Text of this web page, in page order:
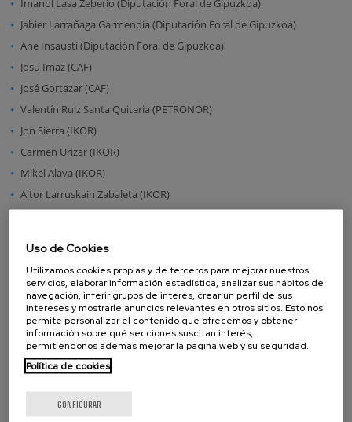
Imanol Lasa Zeberio (Diputación Foral de Gipuzkoa)
Jabier Larrañaga Garmendia (Diputación Foral de Gipuzkoa)
Ane Insausti (Diputación Foral de Gipuzkoa)
Josu Imaz (CAF)
José Gortazar (CAF)
Valentín Ruiz Santa Quiteria (PETRONOR)
Jon Sierra (IKOR)
Carmen Urizar (IKOR)
Mikel Alava (IKOR)
Aitor Larruskain Zabaleta (IKOR)
Edorta Larrauri (Departamento de Industria, Comercio y Turismo,
Gobierno Vasco)
Leire Bilbao (Departamento de Desarrollo Económico y
Competitividad, Gobierno Vasco)
Iosu Madariaga (Departamento de Desarrollo Económico e
Infraestructura, Gobierno Vasco)
Alberto Ansuategi (Departamento de Educación, Universidades e
Investigación, Gobierno Vasco)
Pedro Luis Arias (Departamento de Educación, Universidades e
Uso de Cookies
Utilizamos cookies propias y de terceros para mejorar nuestros
servicios, elaborar información estadística, analizar sus hábitos de
navegación, inferir grupos de interés, crear un perfil de sus
intereses y mostrarle anuncios relevantes en otros sitios. Esto nos
permite personalizar el contenido que ofrecemos y obtener
información sobre qué secciones suscitan interés,
permitiéndonos además mejorar la página web y su seguridad.
Política de cookies
CONFIGURAR